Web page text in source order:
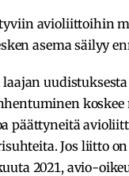
avioliittoihin
asema säilyy
uudistuksesta
koskee
päättyneitä
Jos liitto
2021, avio-